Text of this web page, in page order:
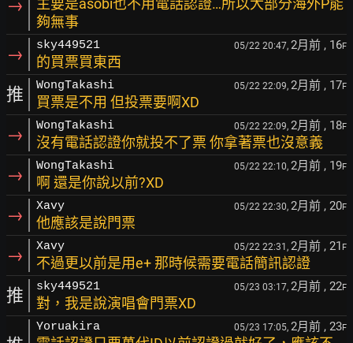
→
主要是asobi也不用電話認證…所以大部分海外P能
夠無事
→ sky449521 05/22 20:47, 2月前 , 16F
的買票買東西
推 WongTakashi 05/22 22:09, 2月前 , 17F
買票是不用 但投票要啊XD
→ WongTakashi 05/22 22:09, 2月前 , 18F
沒有電話認證你就投不了票 你拿著票也沒意義
→ WongTakashi 05/22 22:10, 2月前 , 19F
啊 還是你說以前?XD
→ Xavy 05/22 22:30, 2月前 , 20F
他應該是說門票
→ Xavy 05/22 22:31, 2月前 , 21 F
不過更以前是用e+ 那時候需要電話簡訊認證
推 sky449521 05/23 03:17, 2月前 , 22F
對，我是說演唱會門票XD
Yoruakira 05/23 17:05, 2月前 , 23F